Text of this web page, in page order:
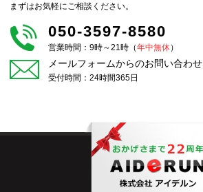
まずはお気軽にご相談ください。
050-3597-8580
営業時間：9時～21時（年中無休）
メールフォームからのお問い合わせ
受付時間：24時間365日